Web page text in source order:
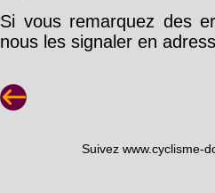
Si vous remarquez des
nous les signaler en
Suivez www.cyclisme-